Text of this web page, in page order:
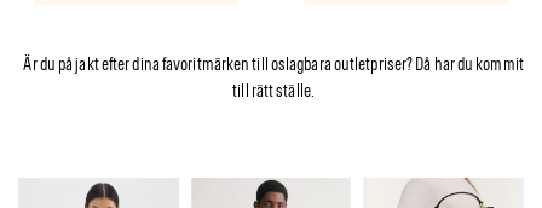
Är du på jakt efter dina favoritmärken till oslagbara outletpriser? Då har du kommit
till rätt ställe.